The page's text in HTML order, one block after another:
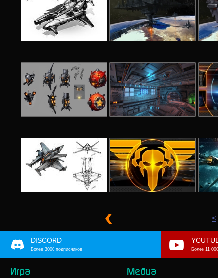
<
DISCORD
Более 3000 подписчиков Более 11
Игра Медиа